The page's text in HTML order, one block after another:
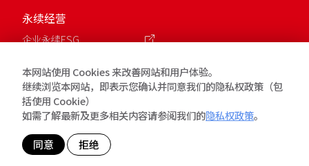
永续经营
企业永续ESG
公益慈善基金会
版权所有 © 2026 英业达Inventec. 保留所有权利.
本网站使用 Cookies 来改善网站和用户体验。
继续浏览本网站，即表示您确认并同意我们的隐私权政策（包
括使用 Cookie）
如需了解最新及更多相关内容请参阅我们的隐私权政策。
同意
拒绝